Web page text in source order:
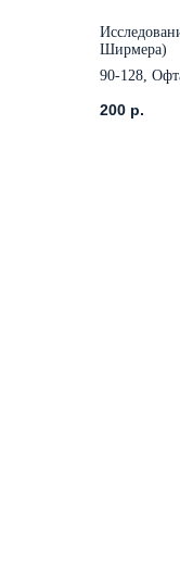
Ширмера)
90-128,
200 р.